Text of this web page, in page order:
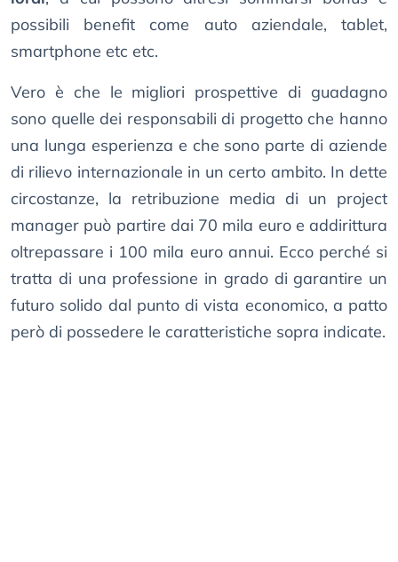
possibili benefit come auto aziendale, tablet,
smartphone etc etc.
Vero è che le migliori prospettive di guadagno
sono quelle dei responsabili di progetto che hanno
una lunga esperienza e che sono parte di aziende
di rilievo internazionale in un certo ambito. In dette
circostanze, la retribuzione media di un project
manager può partire dai 70 mila euro e addirittura
oltrepassare i 100 mila euro annui. Ecco perché si
tratta di una professione in grado di garantire un
futuro solido dal punto di vista economico, a patto
però di possedere le caratteristiche sopra indicate.